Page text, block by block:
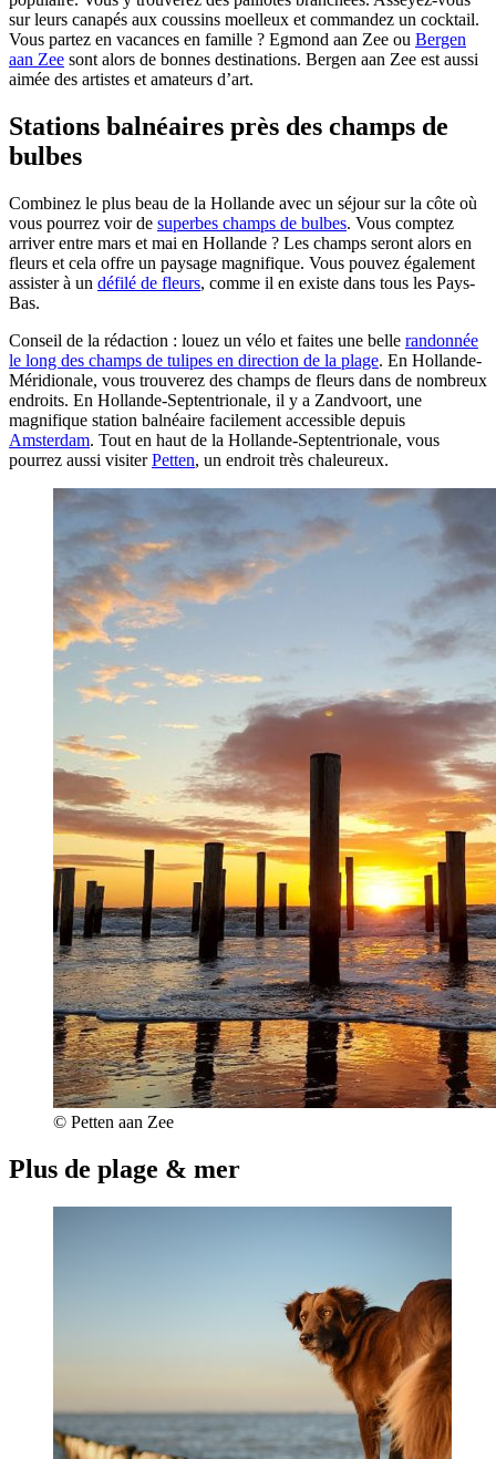
sur leurs canapés aux coussins moelleux et commandez un cocktail.
Vous partez en vacances en famille ? Egmond aan Zee ou Bergen
aan Zee sont alors de bonnes destinations. Bergen aan Zee est aussi
aimée des artistes et amateurs d’art.
Stations balnéaires près des champs de
bulbes
Combinez le plus beau de la Hollande avec un séjour sur la côte où
vous pourrez voir de superbes champs de bulbes. Vous comptez
arriver entre mars et mai en Hollande ? Les champs seront alors en
fleurs et cela offre un paysage magnifique. Vous pouvez également
assister à un défilé de fleurs, comme il en existe dans tous les Pays-
Bas.
Conseil de la rédaction : louez un vélo et faites une belle randonnée
le long des champs de tulipes en direction de la plage. En Hollande-
Méridionale, vous trouverez des champs de fleurs dans de nombreux
endroits. En Hollande-Septentrionale, il y a Zandvoort, une
magnifique station balnéaire facilement accessible depuis
Amsterdam. Tout en haut de la Hollande-Septentrionale, vous
pourrez aussi visiterPetten, un endroit très chaleureux.
© Petten aan Zee
Plus de plage & mer